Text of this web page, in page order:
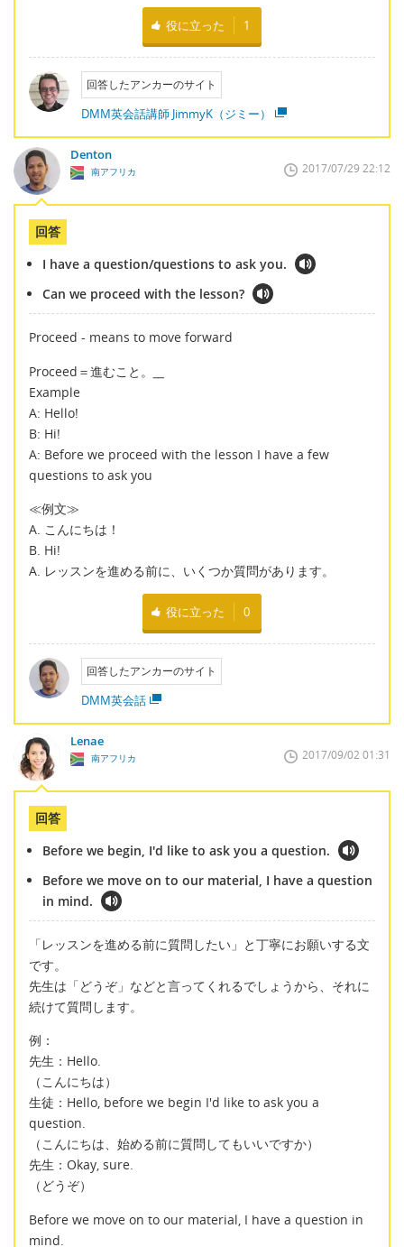
役に立った 1
回答したアンカーのサイト
DMM英会話講師 JimmyK（ジミー）
Denton
南アフリカ 2017/07/29 22:12
回答
I have a question/questions to ask you.
Can we proceed with the lesson?
Proceed - means to move forward
Proceed＝進むこと。
Example
A: Hello!
B: Hi!
A: Before we proceed with the lesson I have a few
questions to ask you
≪例文≫
A. こんにちは！
B. Hi!
A. レッスンを進める前に、いくつか質問があります。
役に立った 0
回答したアンカーのサイト
DMM英会話
Lenae
南アフリカ 2017/09/02 01:31
回答
Before we begin, I'd like to ask you a question.
Before we move on to our material, I have a question
in mind.
「レッスンを進める前に質問したい」と丁寧にお願いする文
です。
先生は「どうぞ」などと言ってくれるでしょうから、それに
続けて質問します。
例：
先生：Hello.
（こんにちは）
生徒：Hello, before we begin I'd like to ask you a
question.
（こんにちは、始める前に質問してもいいですか）
先生：Okay, sure.
（どうぞ）
Before we move on to our material, I have a question in
mind.